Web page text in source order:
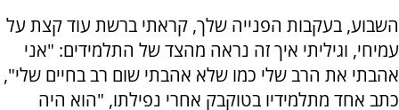
השבוע, בעקבות הפנייה שלך, קראתי ברשת עוד קצת על
עמיחי, וגיליתי איך זה נראה מהצד של התלמידים: "אני
אהבתי את הרב שלי כמו שלא אהבתי שום רב בחיים שלי",
כתב אחד מתלמידיו בטוקבק אחרי נפילתו, "הוא היה